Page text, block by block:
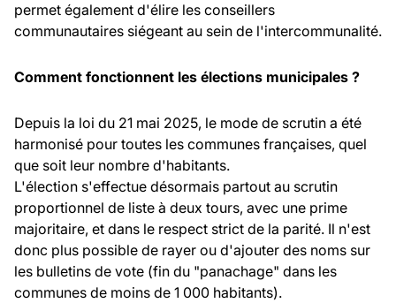
permet également d'élire les conseillers
communautaires siégeant au sein de l'intercommunalité.
Comment fonctionnent les élections municipales ?
Depuis la loi du 21 mai 2025, le mode de scrutin a été
harmonisé pour toutes les communes françaises, quel
que soit leur nombre d'habitants.
L'élection s'effectue désormais partout au scrutin
proportionnel de liste à deux tours, avec une prime
majoritaire, et dans le respect strict de la parité. Il n'est
donc plus possible de rayer ou d'ajouter des noms sur
les bulletins de vote (fin du "panachage" dans les
communes de moins de 1 000 habitants).